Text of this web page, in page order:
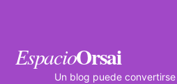
EspacioOrsai
Un blog puede